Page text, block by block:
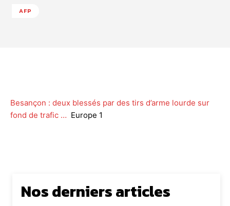
AFP
Besançon : deux blessés par des tirs d’arme lourde sur
fond de trafic … Europe 1
Nos derniers articles